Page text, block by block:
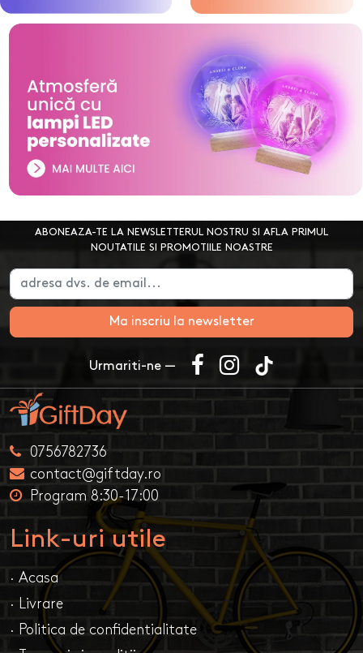
ABONEAZA-TE LA NEWSLETTERUL NOSTRU SI AFLA PRIMUL
NOUTATILE SI PROMOTIILE NOASTRE
Ma inscriu la newsletter
Urmariti-ne —
0756782736
contact@giftday.ro
Program 8:30-17:00
Link-uri utile
· Acasa
· Livrare
· Politica de confidentialitate